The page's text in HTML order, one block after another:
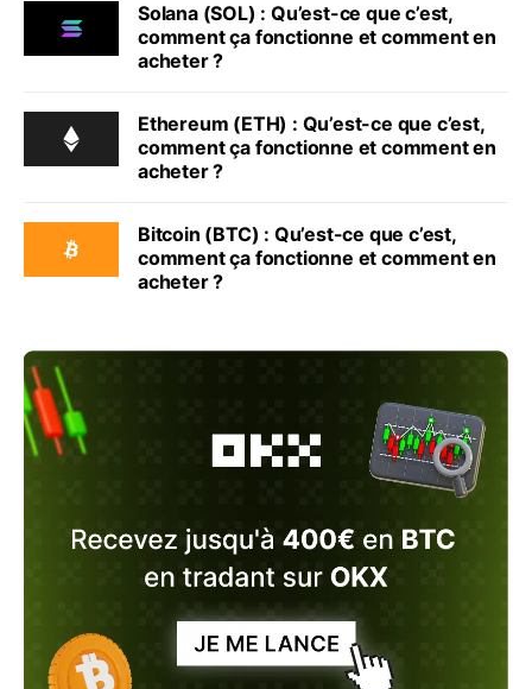
Solana (SOL) : Qu’est-ce que c’est,
comment ça fonctionne et comment en
acheter ?
Ethereum (ETH) : Qu’est-ce que c’est,
comment ça fonctionne et comment en
acheter ?
Bitcoin (BTC) : Qu’est-ce que c’est,
comment ça fonctionne et comment en
acheter ?